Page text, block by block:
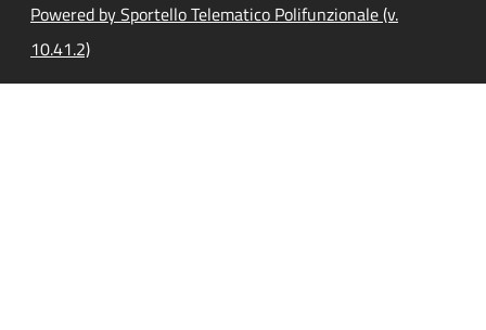
Powered by Sportello Telematico Polifunzionale (v.
10.41.2)